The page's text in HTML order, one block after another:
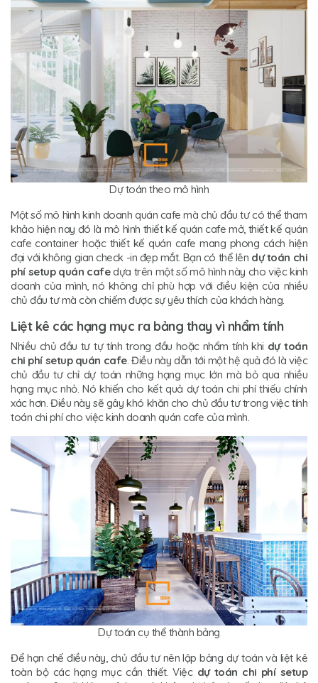
Dự toán theo mô hình
Một số mô hình kinh doanh quán cafe mà chủ đầu tư có thể tham
khảo hiện nay đó là mô hình thiết kế quán cafe mở, thiết kế quán
cafe container hoặc thiết kế quán cafe mang phong cách hiện
đại với không gian check -in đẹp mắt. Bạn có thể lên dự toán chi
phí setup quán cafedựa trên một số mô hình này cho việc kinh
doanh của mình, nó không chỉ phù hợp với điều kiện của nhiều
chủ đầu tư mà còn chiếm được sự yêu thích của khách hàng.
Liệt kê các hạng mục ra bảng thay vì nhẩm tính
Nhiều chủ đầu tư tự tính trong đầu hoặc nhẩm tính khi dự toán
chi phí setup quán cafe. Điều này dẫn tới một hệ quả đó là việc
chủ đầu tư chỉ dự toán những hạng mục lớn mà bỏ qua nhiều
hạng mục nhỏ. Nó khiến cho kết quả dự toán chi phí thiếu chính
xác hơn. Điều này sẽ gây khó khăn cho chủ đầu tư trong việc tính
toán chi phí cho việc kinh doanh quán cafe của mình.
Dự toán cụ thể thành bảng
Để hạn chế điều này, chủ đầu tư nên lập bảng dự toán và liệt kê
toàn bộ các hạng mục cần thiết. Việc dự toán chi phí setup